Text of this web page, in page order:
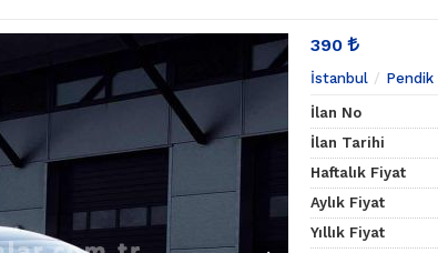
390
İstanbul Pendik
İlan No
İlan Tarihi
Haftalık Fiyat
Aylık Fiyat
Yıllık Fiyat